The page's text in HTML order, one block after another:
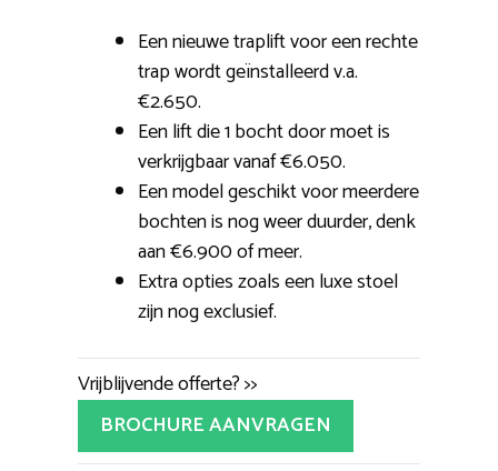
Een nieuwe traplift voor een rechte
trap wordt geïnstalleerd v.a.
€2.650.
Een lift die 1 bocht door moet is
verkrijgbaar vanaf €6.050.
Een model geschikt voor meerdere
bochten is nog weer duurder, denk
aan €6.900 of meer.
Extra opties zoals een luxe stoel
zijn nog exclusief.
Vrijblijvende offerte? >>
BROCHURE AANVRAGEN